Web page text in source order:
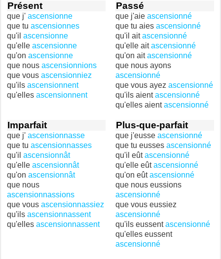
Présent
que j' ascensionne
que tu ascensionnes
qu'il ascensionne
qu'elle ascensionne
qu'on ascensionne
que nous ascensionnions
que vous ascensionniez
qu'ils ascensionnent
qu'elles ascensionnent
Passé
que j'aie ascensionné
que tu aies ascensionné
qu'il aitascensionné
qu'elle aitascensionné
qu'on aitascensionné
que nous ayons
ascensionné
que vous ayez ascensionné
qu'ils aientascensionné
qu'elles aientascensionné
Imparfait
que j' ascensionnasse
que tu ascensionnasses
qu'il ascensionnât
qu'elle ascensionnât
qu'on ascensionnât
que nous
ascensionnassions
que vous ascensionnassiez
qu'ils ascensionnassent
qu'elles ascensionnassent
Plus-que-parfait
que j'eusse ascensionné
que tu eusses ascensionné
qu'il eûtascensionné
qu'elle eûtascensionné
qu'on eûtascensionné
que nous eussions
ascensionné
que vous eussiez
ascensionné
qu'ils eussentascensionné
qu'elles eussent
ascensionné